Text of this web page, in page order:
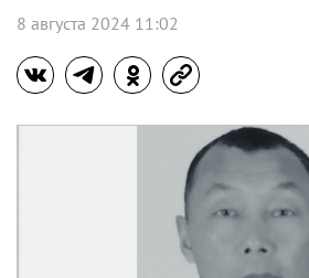
8 августа 2024 11:02